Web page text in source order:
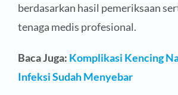
berdasarkan hasil pemeriksaan
tenaga medis profesional.
Baca Juga: Komplikasi Kencing
Infeksi Sudah Menyebar